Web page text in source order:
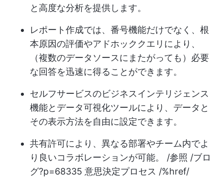
と高度な分析を提供します。
レポート作成では、番号機能だけでなく、根
本原因の評価やアドホッククエリにより、
（複数のデータソースにまたがっても）必要
な回答を迅速に得ることができます。
セルフサービスのビジネスインテリジェンス
機能とデータ可視化ツールにより、データと
その表示方法を自由に設定できます。
共有許可により、異なる部署やチーム内でよ
り良いコラボレーションが可能。 /参照 /ブロ
グ?p=68335 意思決定プロセス /%href/